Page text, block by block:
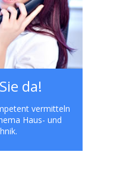
da!
vermitteln
Haus- und